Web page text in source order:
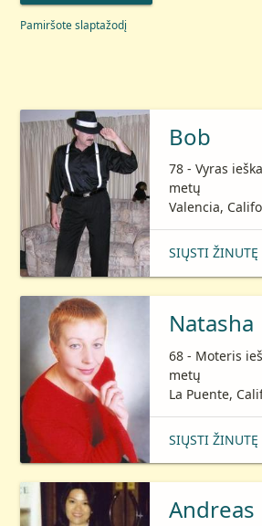
Pamiršote slaptažodį
Bob
78 - Vyras
metų
Valencia,
SIŲSTI ŽINUTĘ
Natasha
68 - Moteris
metų
La Puente,
SIŲSTI ŽINUTĘ
Andreas